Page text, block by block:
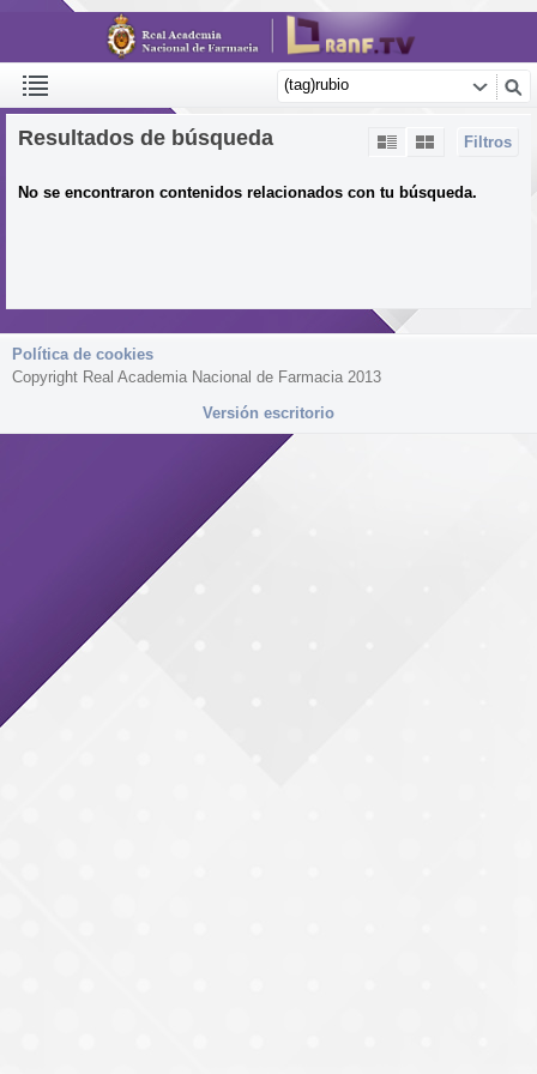
Filtros
Resultados de búsqueda
No se encontraron contenidos relacionados con tu búsqueda.
Política de cookies
Copyright Real Academia Nacional de Farmacia 2013
Versión escritorio